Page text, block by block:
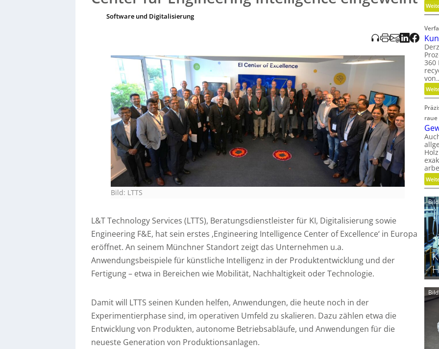
Software und Digitalisierung
Bild: LTTS
L&T Technology Services (LTTS), Beratungsdienstleister für KI, Digitalisierung sowie
Engineering F&E, hat sein erstes ‚Engineering Intelligence Center of Excellence‘ in Europa
eröffnet. An seinem Münchner Standort zeigt das Unternehmen u.a.
Anwendungsbeispiele für künstliche Intelligenz in der Produktentwicklung und der
Fertigung – etwa in Bereichen wie Mobilität, Nachhaltigkeit oder Technologie.
Damit will LTTS seinen Kunden helfen, Anwendungen, die heute noch in der
Experimentierphase sind, im operativen Umfeld zu skalieren. Dazu zählen etwa die
Entwicklung von Produkten, autonome Betriebsabläufe, und Anwendungen für die
neueste Generation von Produktionsanlagen.
360